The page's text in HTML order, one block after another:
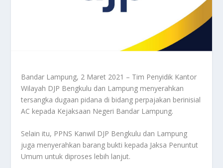
Bandar Lampung, 2 Maret 2021 – Tim Penyidik Kantor
Wilayah DJP Bengkulu dan Lampung menyerahkan
tersangka dugaan pidana di bidang perpajakan berinisial
AC kepada Kejaksaan Negeri Bandar Lampung.
Selain itu, PPNS Kanwil DJP Bengkulu dan Lampung
juga menyerahkan barang bukti kepada Jaksa Penuntut
Umum untuk diproses lebih lanjut.